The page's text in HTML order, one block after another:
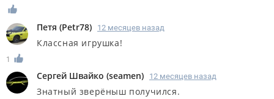
Петя (Petr78) 12 месяцев назад
Классная игрушка!
1
Сергей Швайко (seamen) 12 месяцев назад
Знатный зверёныш получился.